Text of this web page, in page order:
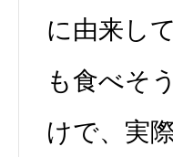
に由来し
も食べそ
けで、実